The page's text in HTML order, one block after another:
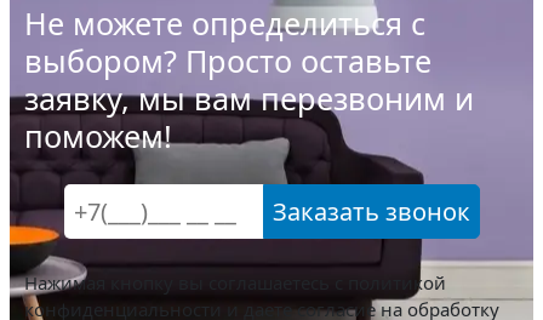
Не можете определиться с
выбором? Просто оставьте
заявку, мы вам перезвоним и
поможем!
Заказать звонок
Нажимая кнопку вы соглашаетесь с
политикой
конфиденциальности и даете согласие на обработку